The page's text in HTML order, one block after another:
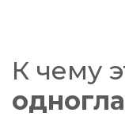
К чему